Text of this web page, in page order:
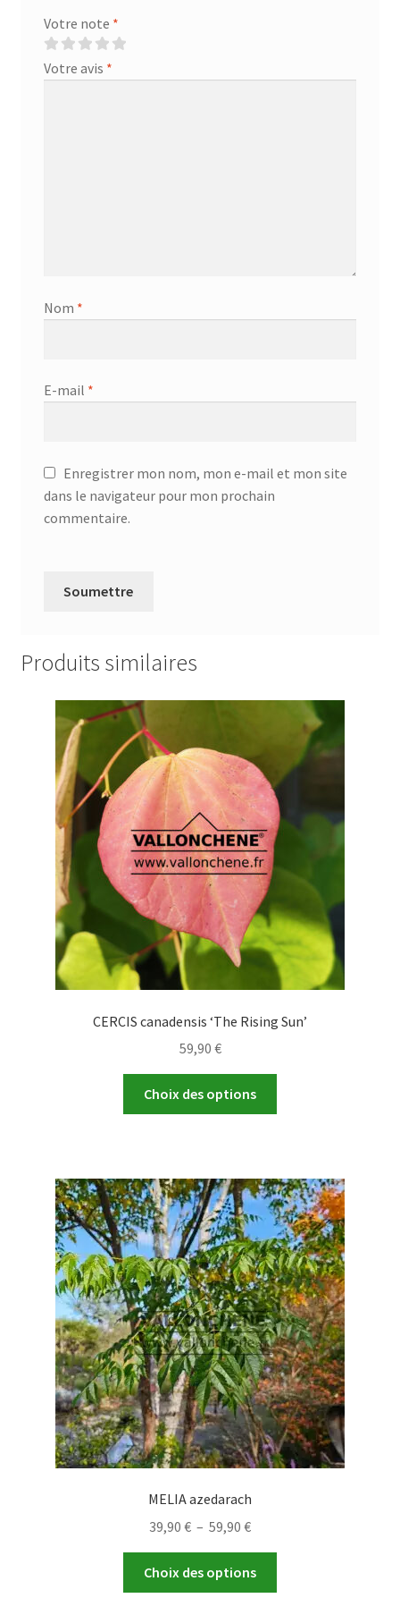
Votre note *
Votre avis *
Nom *
E-mail *
Enregistrer mon nom, mon e-mail et mon site
dans le navigateur pour mon prochain
commentaire.
Produits similaires
CERCIS canadensis ‘The Rising Sun’
59,90 €
Choix des options
Les
options
peuvent
être
choisies
sur
la
page
du
produit
MELIA azedarach
39,90 € – 59,90 €Plage
de
prix :
39,90 €
Choix des options